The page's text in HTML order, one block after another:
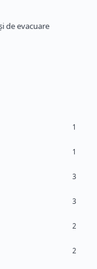
de evacuare
1
1
3
3
2
2